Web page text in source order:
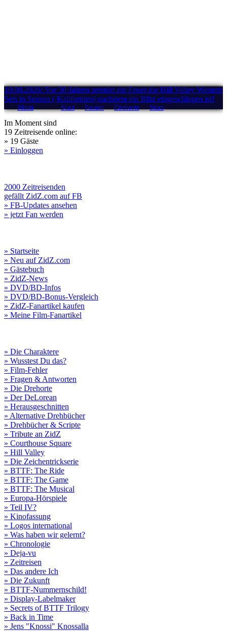
10.08.2026: Vor 30 Jahren zerstört ein Feuer die Hill Valley Western
Sets in Sonora ( Kalifornien) nachdem ein Blitz eingeschlagen ist!
Menü Start Forum Drehorte Stars
Im Moment sind
19 Zeitreisende online:
» 19 Gäste
» Einloggen
2000 Zeitreisenden
gefällt ZidZ.com auf FB
» FB-Updates ansehen
» jetzt Fan werden
» Startseite
» Neu auf ZidZ.com
» Gästebuch
» ZidZ-News
» DVD/BD-Infos
» DVD/BD-Bonus-Vergleich
» ZidZ-Fanartikel kaufen
» Meine Film-Fanartikel
» Die Charaktere
» Wusstest Du das?
» Film-Fehler
» Fragen & Antworten
» Die Drehorte
» Der DeLorean
» Herausgeschnitten
» Alternative Drehbücher
» Drehbücher & Scripte
» Tribute an ZidZ
» Courthouse Square
» Hill Valley
» Die Zeichentrickserie
» BTTF: The Ride
» BTTF: The Game
» BTTF: The Musical
» Europa-Hörspiele
» Teil IV?
» Kinofassung
» Logos international
» Was haben wir gelernt?
» Chronologie
» Deja-vu
» Zeitreisen
» Das andere Ich
» Die Zukunft
» BTTF-Nummernschild!
» Display-Labelmaker
» Secrets of BTTF Trilogy
» Back in Time
» Jens "Knossi" Knossalla